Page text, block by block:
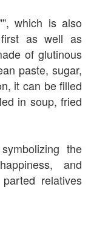
which is also
first as well as
of glutinous
paste, sugar,
it can be filled
in soup, fried
the
and
relatives